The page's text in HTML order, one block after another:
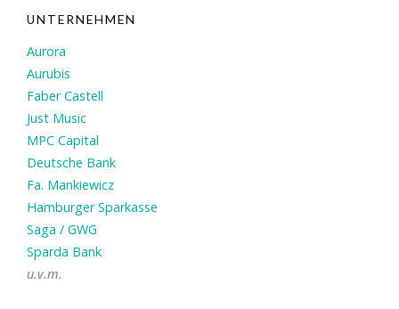
UNTERNEHMEN
Aurora
Aurubis
Faber Castell
Just Music
MPC Capital
Deutsche Bank
Fa. Mankiewicz
Hamburger Sparkasse
Saga / GWG
Sparda Bank
u.v.m.